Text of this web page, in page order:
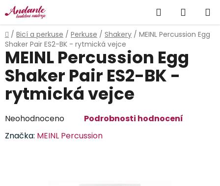
Přejít
na
obsah
Hledat
KOŠÍK
Domů
/ Bicí a perkuse / Perkuse / Shakery / MEINL Percussion Egg
Shaker Pair ES2-BK - rytmická vejce
MEINL Percussion Egg
Shaker Pair ES2-BK -
rytmická vejce
Průměrné
produktu
Neohodnoceno
Podrobnosti hodnocení
Značka: MEINL Percussion